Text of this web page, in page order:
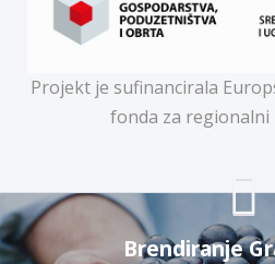
Projekt je sufinancirala
fonda za regionalni
Brendiranje